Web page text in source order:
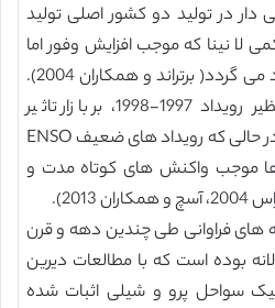
در تولید دو کشور اصلی تولید
لا نینا که موجب افزایش وفور اما
کاهش قابلیت صید می شود می گردد( برتراند و همکاران 2004).
رویداد های قوی ال نینو نظیر رویداد 1997-1998، بر بازار تاثیر
بنیادین گذاشت( شکل 7) و در حالی که رویداد های ضعیف ENSO
موجب واکنش های کوتاه مدت و
های فراوانی طی چندین دهه و قرن
بوده است که با مطالعات دیرین
سواحل پرو و شیلی اثبات شده